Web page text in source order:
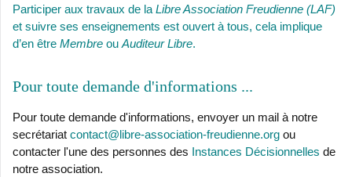
Participer aux travaux de la Libre Association Freudienne (LAF)
et suivre ses enseignements est ouvert à tous, cela implique
d’en être Membre ou Auditeur Libre.
Pour toute demande d'informations ..
Pour toute demande d'informations, envoyer un mail à notre
secrétariat contact@libre-association-freudienne.org ou
contacter l'une des personnes des Instances Décisionnelles de
notre association.